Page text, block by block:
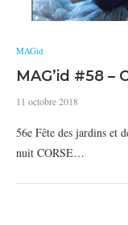
MAGid
MAG’id #58 –
11 octobre 2018
56e Fête des jardins et
nuit CORSE…